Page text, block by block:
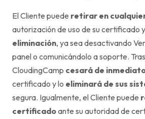
El Cliente puede retirar en
autorización de uso de su certificado
eliminación, ya sea desactivando
panel o comunicándolo a soporte.
CloudingCamp cesará de
certificado y lo eliminará de sus
segura. Igualmente, el Cliente puede
certificadoante su autoridad de